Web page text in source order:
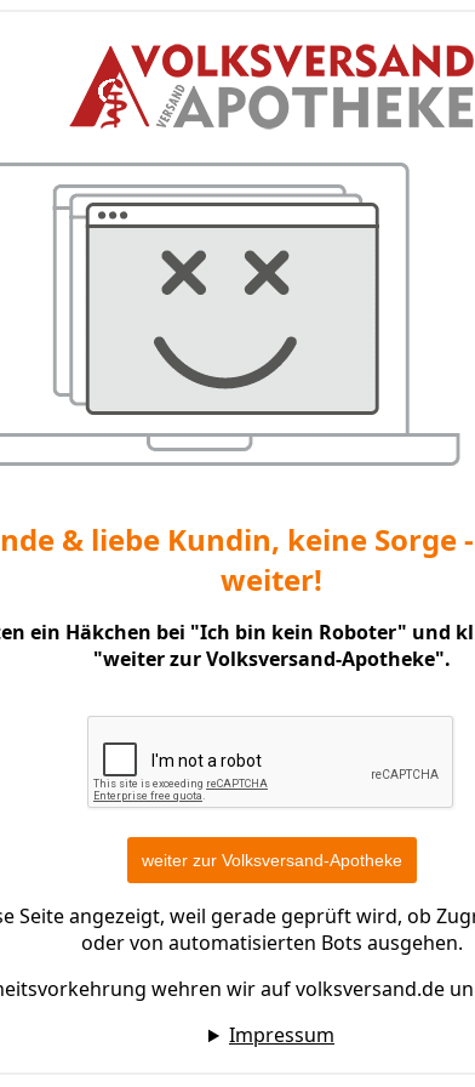
& liebe Kundin, keine Sorge
weiter!
ein Häkchen bei "Ich bin kein Roboter" und
"weiter zur Volksversand-Apotheke".
Seite angezeigt, weil gerade geprüft wird, ob
oder von automatisierten Bots ausgehen.
wehren wir auf volksversand.de
Impressum